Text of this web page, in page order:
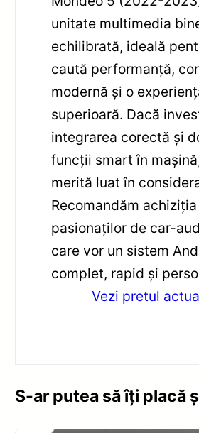
unitate multimedia
echilibrată, ideală
caută performanță,
modernă și o
superioară. Dacă
integrarea corectă și
funcții smart în
merită luat în
Recomandăm
pasionaților de car-
care vor un sistem
complet, rapid și
Vezi pretul
S-ar putea să îți placă